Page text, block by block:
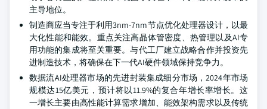
主导地位。
制造商应当专注于利用3nm-7nm节点优化处理器设计，以最
大化性能和能效。重点关注高晶体管密度、热管理以及AI专
用功能的集成将至关重要。与代工厂建立战略合作并投资先
进制造技术，将确保在下一代AI硬件领域保持竞争力。
数据流AI处理器市场的先进封装集成细分市场，2024年市场
规模达15亿美元，预计将以11.9%的复合年增长率增长。这
一增长主要由高性能计算需求增加、能效架构需求以及传统